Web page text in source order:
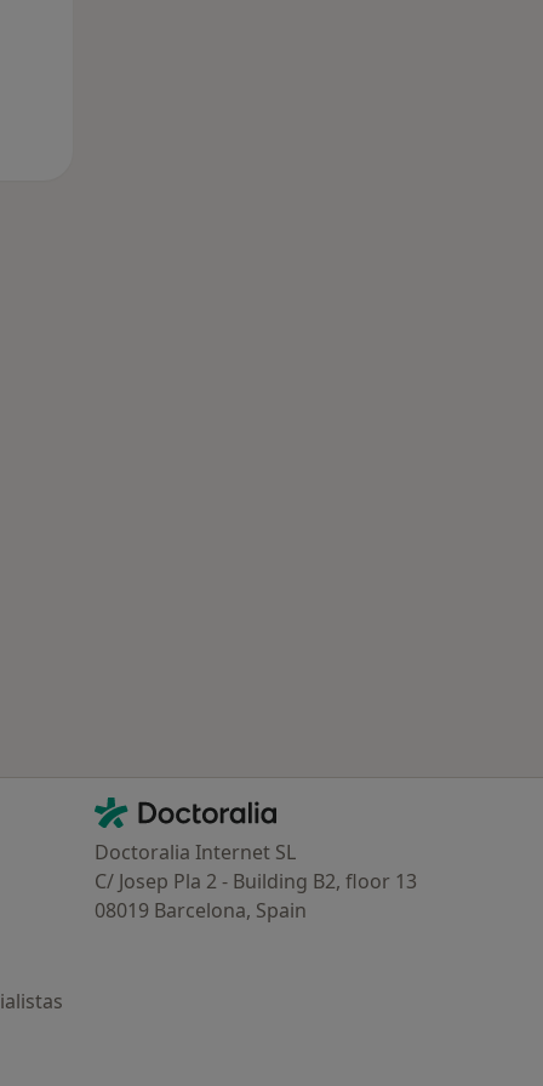
Contacto
Doctoralia - Página de inicio
Doctoralia Internet SL
C/ Josep Pla 2 - Building B2, floor 13
08019 Barcelona, Spain